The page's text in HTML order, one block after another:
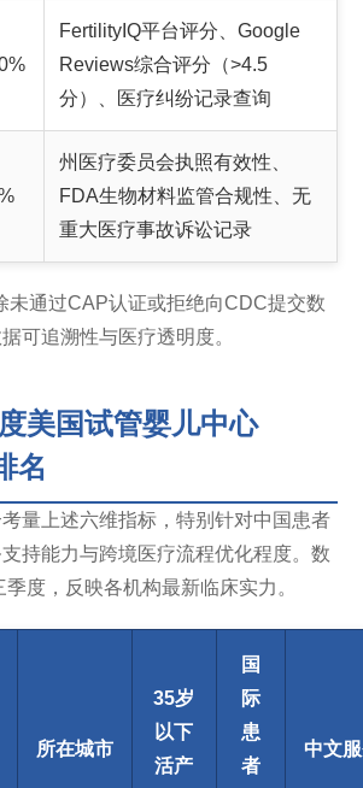
FertilityIQ平台评分、Google
Reviews综合评分（>4.5
分）、医疗纠纷记录查询
州医疗委员会执照有效性、
FDA生物材料监管合规性、无
重大医疗事故诉讼记录
未通过CAP认证或拒绝向CDC提交数
可追溯性与医疗透明度。
美国试管婴儿中心
名
量上述六维指标，特别针对中国患者
持能力与跨境医疗流程优化程度。数
度，反映各机构最新临床实力。
所在城市
35岁
以下
活产
国
际
患
者
中文